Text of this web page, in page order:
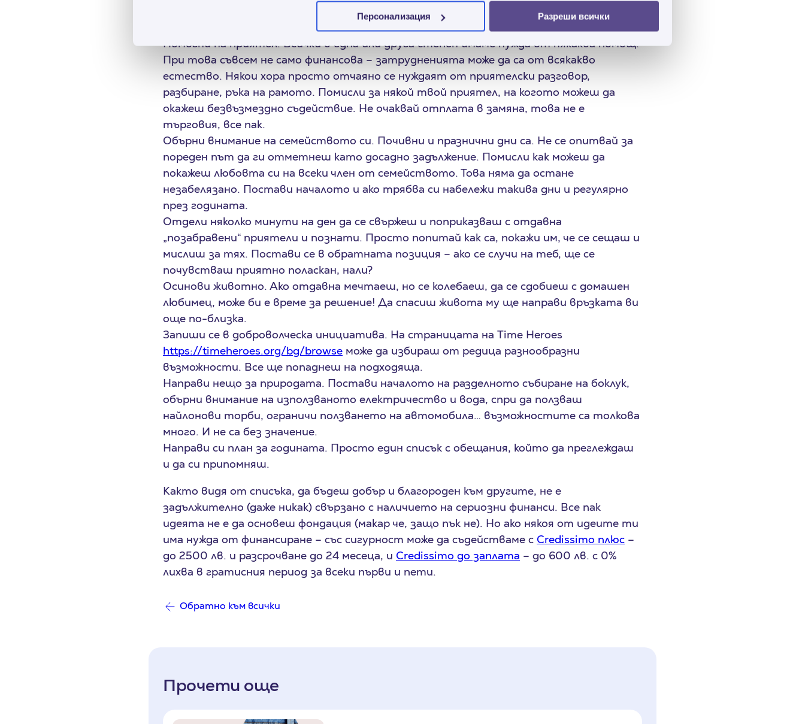
Персонализация Разреши всички
съпричастност. Отново – представи си какво се случва, когато много хора
направят същото. Твоят принос съвсем не би бил без значение.
Помогни на приятел. Всички в една или друга степен имаме нужда от някаква помощ.
При това съвсем не само финансова – затрудненията може да са от всякакво
естество. Някои хора просто отчаяно се нуждаят от приятелски разговор,
разбиране, ръка на рамото. Помисли за някой твой приятел, на когото можеш да
окажеш безвъзмездно съдействие. Не очаквай отплата в замяна, това не е
търговия, все пак.
Обърни внимание на семейството си. Почивни и празнични дни са. Не се опитвай за
пореден път да ги отметнеш като досадно задължение. Помисли как можеш да
покажеш любовта си на всеки член от семейството. Това няма да остане
незабелязано. Постави началото и ако трябва си набележи такива дни и регулярно
през годината.
Отдели няколко минути на ден да се свържеш и поприказваш с отдавна
„позабравени“ приятели и познати. Просто попитай как са, покажи им, че се сещаш и
мислиш за тях. Постави се в обратната позиция – ако се случи на теб, ще се
почувстваш приятно поласкан, нали?
Осинови животно. Ако отдавна мечтаеш, но се колебаеш, да се сдобиеш с домашен
любимец, може би е време за решение! Да спасиш живота му ще направи връзката ви
още по-близка.
Запиши се в доброволческа инициатива. На страницата на Time Heroes
https://timeheroes.org/bg/browse може да избираш от редица разнообразни
възможности. Все ще попаднеш на подходяща.
Направи нещо за природата. Постави началото на разделното събиране на боклук,
обърни внимание на използваното електричество и вода, спри да ползваш
найлонови торби, ограничи ползването на автомобила… възможностите са толкова
много. И не са без значение.
Направи си план за годината. Просто един списък с обещания, който да преглеждаш
и да си припомняш.
Както видя от списъка, да бъдеш добър и благороден към другите, не е
задължително (даже никак) свързано с наличието на сериозни финанси. Все пак
идеята не е да основеш фондация (макар че, защо пък не). Но ако някоя от идеите ти
има нужда от финансиране – със сигурност може да съдействаме с Credissimo плюс –
до 2500 лв. и разсрочване до 24 месеца, и Credissimo до заплата – до 600 лв. с 0%
лихва в гратисния период за всеки първи и пети.
Обратно към всички
Прочети още